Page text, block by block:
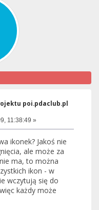
poi.pdaclub.pl
11:38:49 »
ikonek? Jakoś nie
ale może za
ma, to można
ikon - w
wczytują się do
każdy może